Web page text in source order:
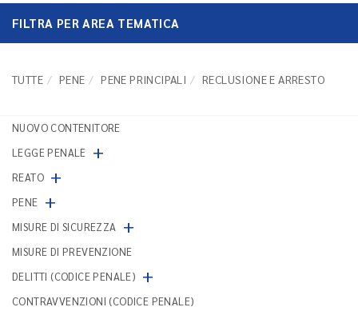
FILTRA PER AREA TEMATICA
TUTTE PENE PENE PRINCIPALI RECLUSIONE E ARRESTO
NUOVO CONTENITORE
LEGGE PENALE +
REATO +
PENE +
MISURE DI SICUREZZA +
MISURE DI PREVENZIONE
DELITTI (CODICE PENALE) +
CONTRAVVENZIONI (CODICE PENALE)